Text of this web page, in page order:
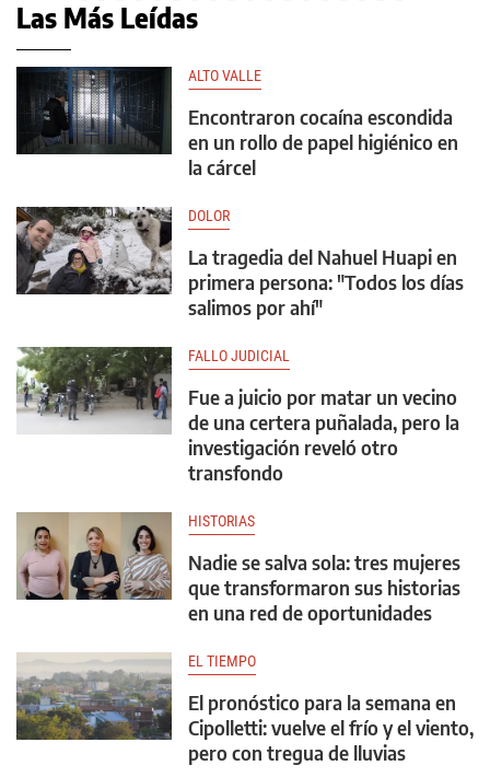
Las Más Leídas
ALTO VALLE
Encontraron cocaína escondida
en un rollo de papel higiénico en
la cárcel
DOLOR
La tragedia del Nahuel Huapi en
primera persona: "Todos los días
salimos por ahí"
FALLO JUDICIAL
Fue a juicio por matar un vecino
de una certera puñalada, pero la
investigación reveló otro
transfondo
HISTORIAS
Nadie se salva sola: tres mujeres
que transformaron sus historias
en una red de oportunidades
EL TIEMPO
El pronóstico para la semana en
Cipolletti: vuelve el frío y el viento,
pero con tregua de lluvias